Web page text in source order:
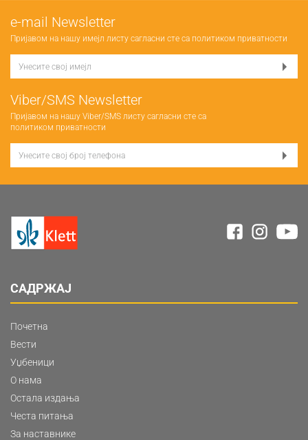
е-mail Newsletter
Пријавом на нашу имејл листу сагласни сте са политиком приватности
Viber/SMS Newsletter
Пријавом на нашу Viber/SMS листу сагласни сте са
политиком приватности
САДРЖАЈ
Почетна
Вести
Уџбеници
О нама
Остала издања
Честа питања
За наставнике